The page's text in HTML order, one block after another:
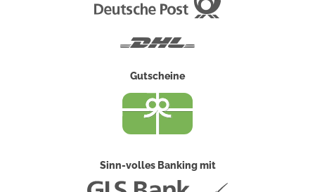
Gutscheine
Sinn-volles Banking mit